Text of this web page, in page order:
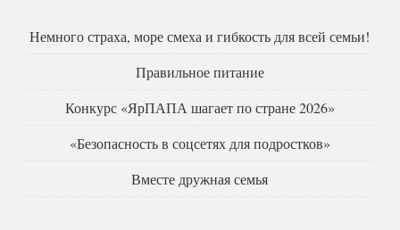
Немного страха, море смеха и гибкость для всей семьи!
Правильное питание
Конкурс «ЯрПАПА шагает по стране 2026»
«Безопасность в соцсетях для подростков»
Вместе дружная семья